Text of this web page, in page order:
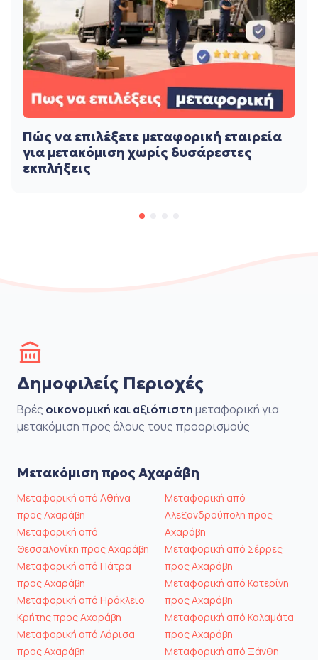
Πώς να επιλέξετε μεταφορική εταιρεία
για μετακόμιση χωρίς δυσάρεστες
εκπλήξεις
Δημοφιλείς Περιοχές
Βρές οικονομική και αξιόπιστημεταφορική για
μετακόμιση προς όλους τους προορισμούς
Μετακόμιση προς Αχαράβη
Μεταφορική από Αθήνα
προς Αχαράβη
Μεταφορική από
Θεσσαλονίκη προς Αχαράβη
Μεταφορική από Πάτρα
προς Αχαράβη
Μεταφορική από Ηράκλειο
Κρήτης προς Αχαράβη
Μεταφορική από Λάρισα
προς Αχαράβη
Μεταφορική από
Αλεξανδρούπολη προς
Αχαράβη
Μεταφορική από Σέρρες
προς Αχαράβη
Μεταφορική από Κατερίνη
προς Αχαράβη
Μεταφορική από Καλαμάτα
προς Αχαράβη
Μεταφορική από Ξάνθη